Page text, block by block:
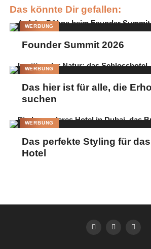
Das könnte Dir gefallen:
WERBUNG
Founder Summit 2026
WERBUNG
Das hier ist für alle, die
suchen
WERBUNG
Das perfekte Styling für
Hotel